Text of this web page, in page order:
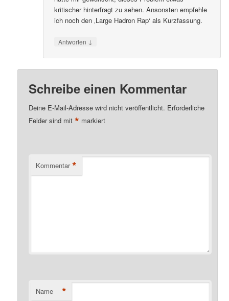
kritischer hinterfragt zu sehen. Ansonsten empfehle
ich noch den ‚Large Hadron Rap‘ als Kurzfassung.
Antworten ↓
Schreibe einen Kommentar
Deine E-Mail-Adresse wird nicht veröffentlicht. Erforderliche
Felder sind mit* markiert
Kommentar *
Name *